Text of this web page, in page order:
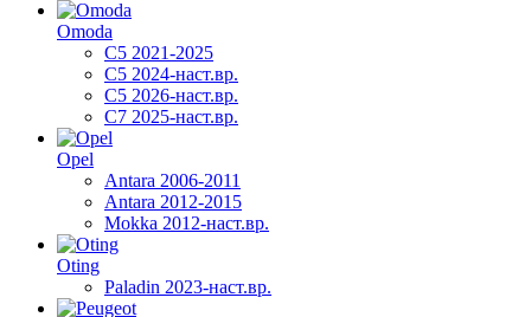
Omoda
C5 2021-2025
C5 2024-наст.вр.
C5 2026-наст.вр.
C7 2025-наст.вр.
Opel
Antara 2006-2011
Antara 2012-2015
Mokka 2012-наст.вр.
Oting
Paladin 2023-наст.вр.